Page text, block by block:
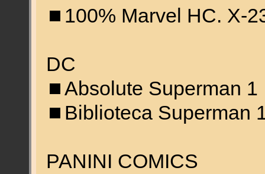
⏹️100% Marvel HC. X-
DC
⏹️Absolute Superman 1
⏹️Biblioteca Superman
PANINI COMICS